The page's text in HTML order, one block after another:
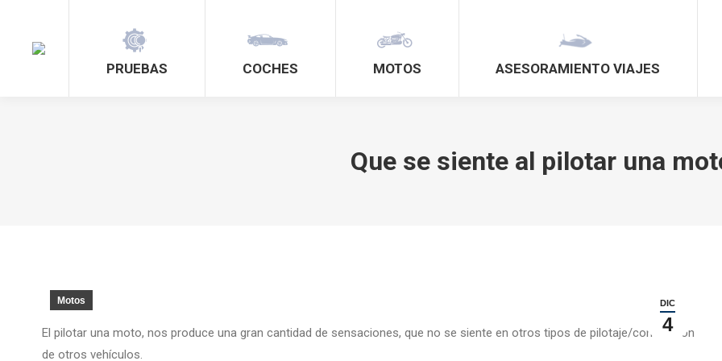
PRUEBAS COCHES MOTOS ASESORAMIENTO VIAJES
Que se siente al pilotar una
DIC
4
Motos
El pilotar una moto, nos produce una gran cantidad de sensaciones, que no se siente en otros tipos de pilotaje/conducción
de otros vehículos.